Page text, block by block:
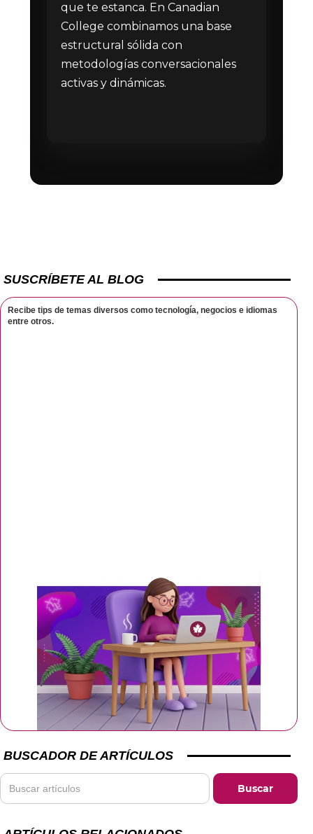
que te estanca. En Canadian
College combinamos una base
estructural sólida con
metodologías conversacionales
activas y dinámicas.
SUSCRÍBETE AL BLOG
Recibe tips de temas diversos como tecnología, negocios e idiomas
entre otros.
BUSCADOR DE ARTÍCULOS